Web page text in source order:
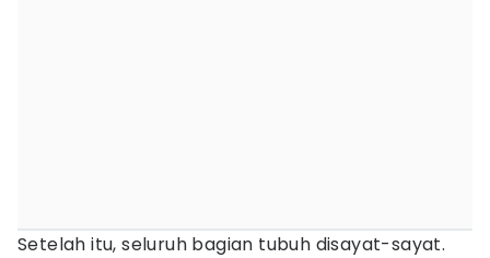
Setelah itu, seluruh bagian tubuh disayat-sayat.